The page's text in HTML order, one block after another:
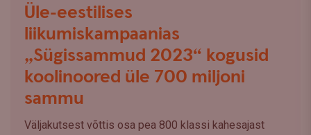
Üle-eestilises
liikumiskampaanias
„Sügissammud 2023“ kogusid
koolinoored üle 700 miljoni
sammu
Väljakutsest võttis osa pea 800 klassi kahesajast